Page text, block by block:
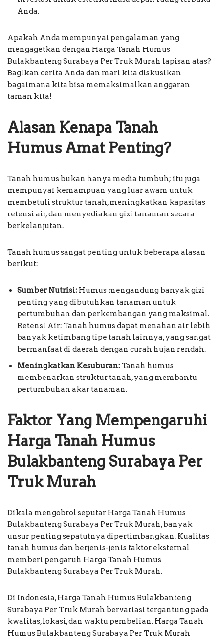
Anda.
Apakah Anda mempunyai pengalaman yang
mengagetkan dengan Harga Tanah Humus
Bulakbanteng Surabaya Per Truk Murah lapisan atas?
Bagikan cerita Anda dan mari kita diskusikan
bagaimana kita bisa memaksimalkan anggaran
taman kita!
Alasan Kenapa Tanah
Humus Amat Penting?
Tanah humus bukan hanya media tumbuh; itu juga
mempunyai kemampuan yang luar awam untuk
membetuli struktur tanah, meningkatkan kapasitas
retensi air, dan menyediakan gizi tanaman secara
berkelanjutan.
Tanah humus sangat penting untuk beberapa alasan
berikut:
Sumber Nutrisi: Humus mengandung banyak gizi
penting yang dibutuhkan tanaman untuk
pertumbuhan dan perkembangan yang maksimal.
Retensi Air: Tanah humus dapat menahan air lebih
banyak ketimbang tipe tanah lainnya, yang sangat
bermanfaat di daerah dengan curah hujan rendah.
Meningkatkan Kesuburan:Tanah humus
membenarkan struktur tanah, yang membantu
pertumbuhan akar tanaman.
Faktor Yang Mempengaruhi
Harga Tanah Humus
Bulakbanteng Surabaya Per
Truk Murah
Dikala mengobrol seputar Harga Tanah Humus
Bulakbanteng Surabaya Per Truk Murah, banyak
unsur penting sepatutnya dipertimbangkan. Kualitas
tanah humus dan berjenis-jenis faktor eksternal
memberi pengaruh Harga Tanah Humus
Bulakbanteng Surabaya Per Truk Murah.
Di Indonesia, Harga Tanah Humus Bulakbanteng
Surabaya Per Truk Murah bervariasi tergantung pada
kwalitas, lokasi, dan waktu pembelian. Harga Tanah
Humus Bulakbanteng Surabaya Per Truk Murah